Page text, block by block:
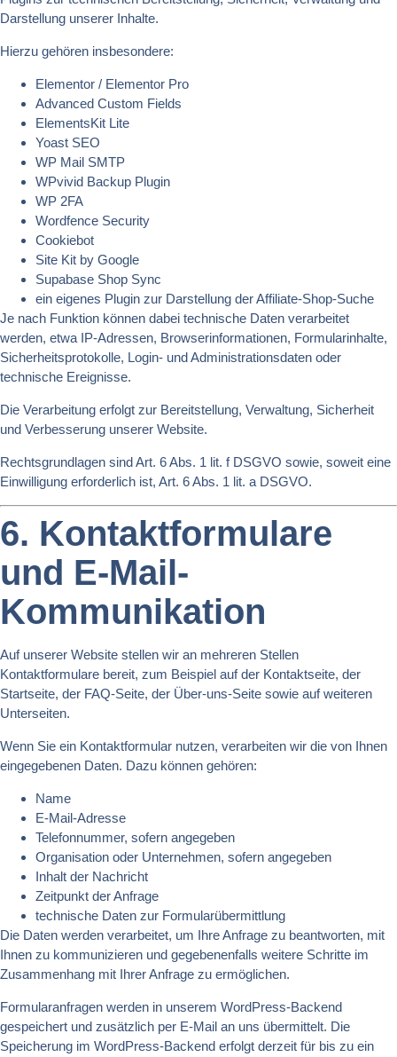
Darstellung unserer Inhalte.
Hierzu gehören insbesondere:
Elementor / Elementor Pro
Advanced Custom Fields
ElementsKit Lite
Yoast SEO
WP Mail SMTP
WPvivid Backup Plugin
WP 2FA
Wordfence Security
Cookiebot
Site Kit by Google
Supabase Shop Sync
ein eigenes Plugin zur Darstellung der Affiliate-Shop-Suche
Je nach Funktion können dabei technische Daten verarbeitet
werden, etwa IP-Adressen, Browserinformationen, Formularinhalte,
Sicherheitsprotokolle, Login- und Administrationsdaten oder
technische Ereignisse.
Die Verarbeitung erfolgt zur Bereitstellung, Verwaltung, Sicherheit
und Verbesserung unserer Website.
Rechtsgrundlagen sind Art. 6 Abs. 1 lit. f DSGVO sowie, soweit eine
Einwilligung erforderlich ist, Art. 6 Abs. 1 lit. a DSGVO.
6. Kontaktformulare
und E-Mail-
Kommunikation
Auf unserer Website stellen wir an mehreren Stellen
Kontaktformulare bereit, zum Beispiel auf der Kontaktseite, der
Startseite, der FAQ-Seite, der Über-uns-Seite sowie auf weiteren
Unterseiten.
Wenn Sie ein Kontaktformular nutzen, verarbeiten wir die von Ihnen
eingegebenen Daten. Dazu können gehören:
Name
E-Mail-Adresse
Telefonnummer, sofern angegeben
Organisation oder Unternehmen, sofern angegeben
Inhalt der Nachricht
Zeitpunkt der Anfrage
technische Daten zur Formularübermittlung
Die Daten werden verarbeitet, um Ihre Anfrage zu beantworten, mit
Ihnen zu kommunizieren und gegebenenfalls weitere Schritte im
Zusammenhang mit Ihrer Anfrage zu ermöglichen.
Formularanfragen werden in unserem WordPress-Backend
gespeichert und zusätzlich per E-Mail an uns übermittelt. Die
Speicherung im WordPress-Backend erfolgt derzeit für bis zu ein